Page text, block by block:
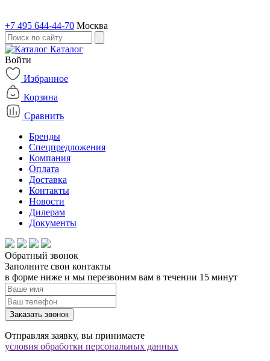
+7 495 644-44-70 Москва
Каталог
Войти
Избранное
Корзина
Сравнить
Бренды
Спецпредложения
Компания
Оплата
Доставка
Контакты
Новости
Дилерам
Документы
Обратный звонок
Заполните свои контакты
в форме ниже и мы перезвоним вам в течении 15 минут
Заказать звонок
Отправляя заявку, вы принимаете
условия обработки персональных данных